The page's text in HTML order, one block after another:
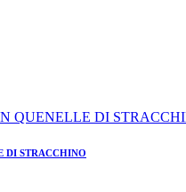
DI STRACCHINO